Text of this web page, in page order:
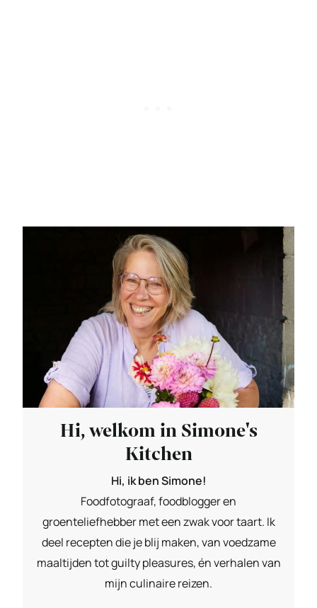
Hi, welkom in Simone's
Kitchen
Hi, ik ben Simone!
Foodfotograaf, foodblogger en
groenteliefhebber met een zwak voor taart. Ik
deel recepten die je blij maken, van voedzame
maaltijden tot guilty pleasures, én verhalen van
mijn culinaire reizen.